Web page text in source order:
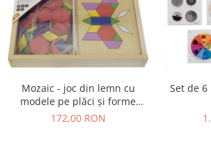
Mozaic - joc din lemn cu
modele pe plăci și forme
geometrice
172,00 RON
Set de